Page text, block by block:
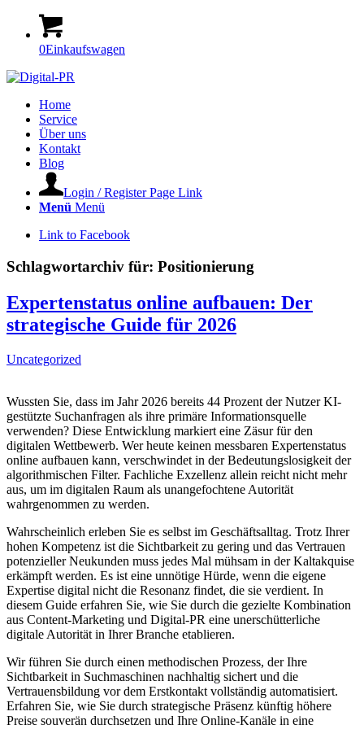
0Einkaufswagen
Home
Service
Über uns
Kontakt
Blog
Login / Register Page Link
Menü Menü
Link to Facebook
Schlagwortarchiv für: Positionierung
Expertenstatus online aufbauen: Der
strategische Guide für 2026
Uncategorized
Wussten Sie, dass im Jahr 2026 bereits 44 Prozent der Nutzer KI-
gestützte Suchanfragen als ihre primäre Informationsquelle
verwenden? Diese Entwicklung markiert eine Zäsur für den
digitalen Wettbewerb. Wer heute keinen messbaren Expertenstatus
online aufbauen kann, verschwindet in der Bedeutungslosigkeit der
algorithmischen Filter. Fachliche Exzellenz allein reicht nicht mehr
aus, um im digitalen Raum als unangefochtene Autorität
wahrgenommen zu werden.
Wahrscheinlich erleben Sie es selbst im Geschäftsalltag. Trotz Ihrer
hohen Kompetenz ist die Sichtbarkeit zu gering und das Vertrauen
potenzieller Neukunden muss jedes Mal mühsam in der Kaltakquise
erkämpft werden. Es ist eine unnötige Hürde, wenn die eigene
Expertise digital nicht die Resonanz findet, die sie verdient. In
diesem Guide erfahren Sie, wie Sie durch die gezielte Kombination
aus Content-Marketing und Digital-PR eine unerschütterliche
digitale Autorität in Ihrer Branche etablieren.
Wir führen Sie durch einen methodischen Prozess, der Ihre
Sichtbarkeit in Suchmaschinen nachhaltig sichert und die
Vertrauensbildung vor dem Erstkontakt vollständig automatisiert.
Erfahren Sie, wie Sie durch strategische Präsenz künftig höhere
Preise souverän durchsetzen und Ihre Online-Kanäle in eine